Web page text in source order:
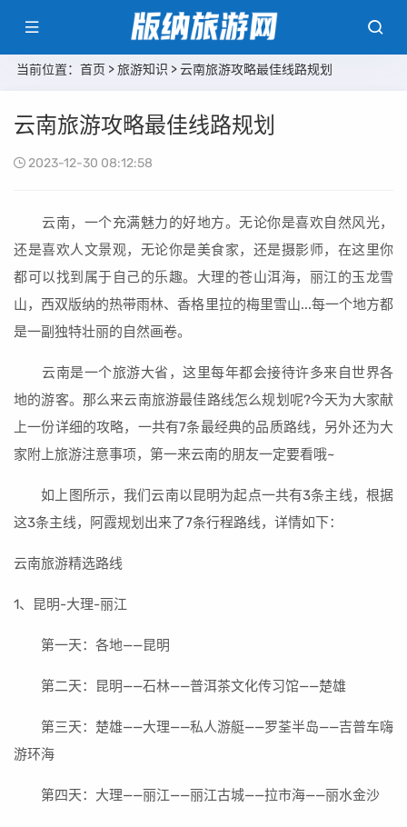
当前位置： 首页 >旅游知识 > 云南旅游攻略最佳线路规划
云南旅游攻略最佳线路规划
2023-12-30 08:12:58
云南，一个充满魅力的好地方。无论你是喜欢自然风光，
还是喜欢人文景观，无论你是美食家，还是摄影师，在这里你
都可以找到属于自己的乐趣。大理的苍山洱海，丽江的玉龙雪
山，西双版纳的热带雨林、香格里拉的梅里雪山...每一个地方都
是一副独特壮丽的自然画卷。
云南是一个旅游大省，这里每年都会接待许多来自世界各
地的游客。那么来云南旅游最佳路线怎么规划呢?今天为大家献
上一份详细的攻略，一共有7条最经典的品质路线，另外还为大
家附上旅游注意事项，第一来云南的朋友一定要看哦~
如上图所示，我们云南以昆明为起点一共有3条主线，根据
这3条主线，阿霞规划出来了7条行程路线，详情如下：
云南旅游精选路线
1、昆明-大理-丽江
第一天：各地——昆明
第二天：昆明——石林——普洱茶文化传习馆——楚雄
第三天：楚雄——大理——私人游艇——罗荃半岛——吉普车嗨
游环海
第四天：大理——丽江——丽江古城——拉市海——丽水金沙